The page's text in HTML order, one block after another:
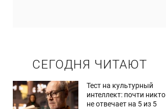
СЕГОДНЯ ЧИТАЮТ
Тест на культурный
интеллект: почти никто
не отвечает на 5 из 5